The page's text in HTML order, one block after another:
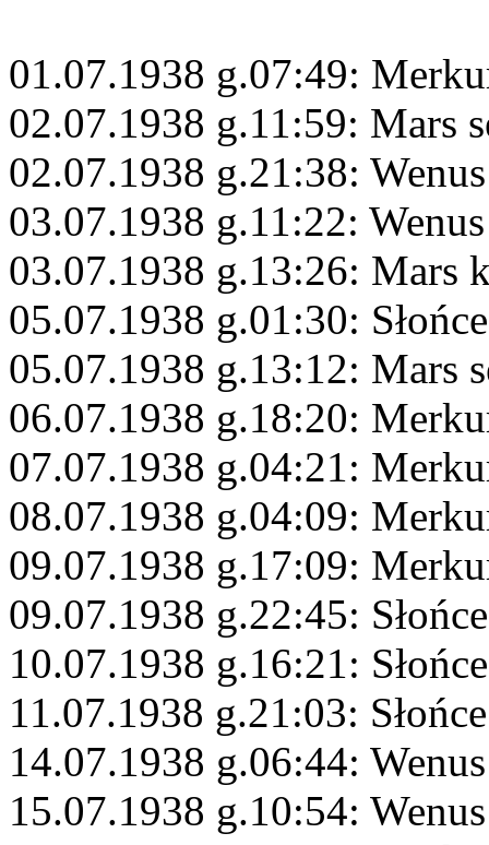
01.07.1938 g.07:49:
02.07.1938 g.11:59: Mars
02.07.1938 g.21:38:
03.07.1938 g.11:22:
03.07.1938 g.13:26: Mars
05.07.1938 g.01:30:
05.07.1938 g.13:12: Mars
06.07.1938 g.18:20:
07.07.1938 g.04:21:
08.07.1938 g.04:09:
09.07.1938 g.17:09:
09.07.1938 g.22:45:
10.07.1938 g.16:21:
11.07.1938 g.21:03:
14.07.1938 g.06:44:
15.07.1938 g.10:54: